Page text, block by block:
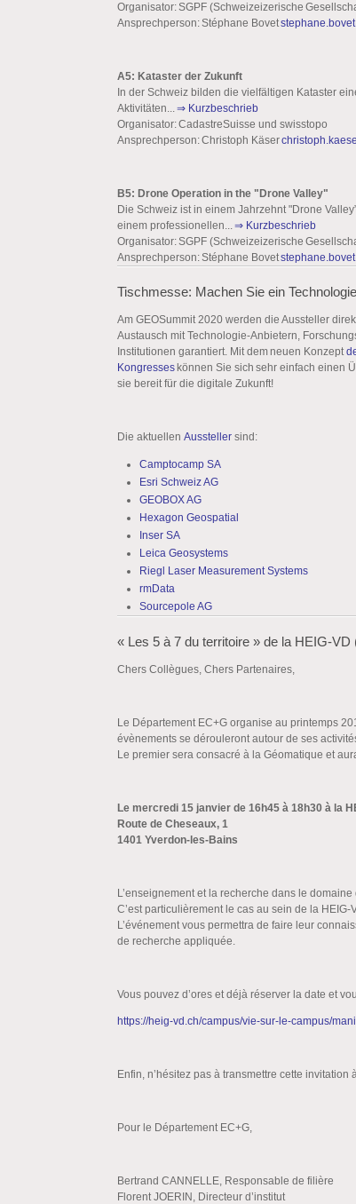
Organisator: SGPF (Schweizeizerische
Ansprechperson: Stéphane Bovet
A5: Kataster der Zukunft
In der Schweiz bilden die vielfältigen Kataster
Aktivitäten...⇒ Kurzbeschrieb
Organisator: CadastreSuisse und swisstopo
Ansprechperson: Christoph Käser
B5: Drone Operation in the "Drone Valley"
Die Schweiz ist in einem Jahrzehnt "Drone
einem professionellen...⇒ Kurzbeschrieb
Organisator: SGPF (Schweizeizerische
Ansprechperson: Stéphane Bovet
Tischmesse: Machen Sie ein
Am GEOSummit 2020 werden die Aussteller
Austausch mit Technologie-Anbietern,
Institutionen garantiert. Mit dem neuen Konzept
Kongresses können Sie sich sehr einfach einen
sie bereit für die digitale Zukunft!
Die aktuellen Aussteller sind:
Camptocamp SA
Esri Schweiz AG
GEOBOX AG
Hexagon Geospatial
Inser SA
Leica Geosystems
Riegl Laser Measurement Systems
rmData
Sourcepole AG
« Les 5 à 7 du territoire » de la HEIG-
Chers Collègues, Chers Partenaires,
Le Département EC+G organise au printemps
évènements se dérouleront autour de ses
Le premier sera consacré à la Géomatique et
Le mercredi 15 janvier de 16h45 à 18h30 à la
Route de Cheseaux, 1
1401 Yverdon-les-Bains
L’enseignement et la recherche dans le
C’est particulièrement le cas au sein de la
L’événement vous permettra de faire leur
de recherche appliquée.
Vous pouvez d’ores et déjà réserver la date et
https://heig-vd.ch/campus/vie-sur-le-campus/
Enfin, n’hésitez pas à transmettre cette
Pour le Département EC+G,
Bertrand CANNELLE, Responsable de filière
Florent JOERIN, Directeur d’institut